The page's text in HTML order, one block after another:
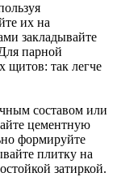
их на
закладывайте
парной
щитов: так легче
составом или
цементную
формируйте
плитку на
затиркой.